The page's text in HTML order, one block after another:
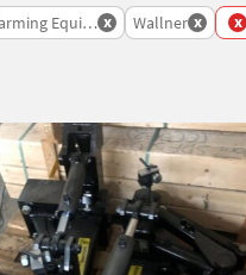
Equipment
x Wallner x x